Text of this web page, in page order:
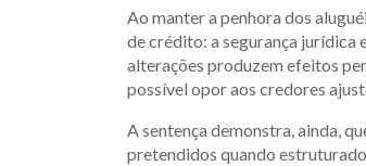
Ao manter a penhora dos
de crédito: a segurança jurídica
alterações produzem efeitos
possível opor aos credores
A sentença demonstra, ainda,
pretendidos quando